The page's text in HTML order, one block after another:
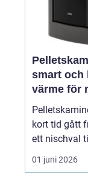
smart och
värme för
hem
kort tid gått
ett nischval
av de mest
alternativen
01 juni 2026